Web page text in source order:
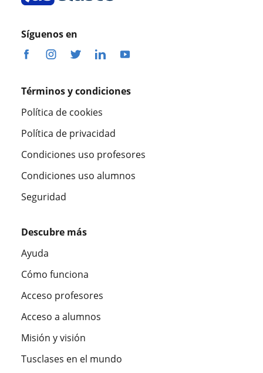
Síguenos en
Términos y condiciones
Política de cookies
Política de privacidad
Condiciones uso profesores
Condiciones uso alumnos
Seguridad
Descubre más
Ayuda
Cómo funciona
Acceso profesores
Acceso a alumnos
Misión y visión
Tusclases en el mundo